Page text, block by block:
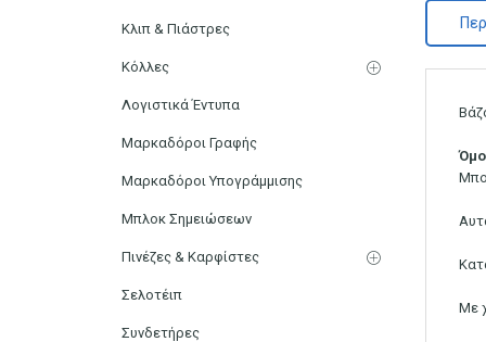
Με
Κλιπ & Πιάστρες
Κόλλες
Λογιστικά Έντυπα
Μαρκαδόροι Γραφής
Μαρκαδόροι Υπογράμμισης
Μπλοκ Σημειώσεων
Πινέζες & Καρφίστες
Σελοτέιπ
Συνδετήρες